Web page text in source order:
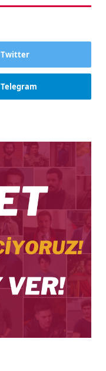
Twitter
Telegram